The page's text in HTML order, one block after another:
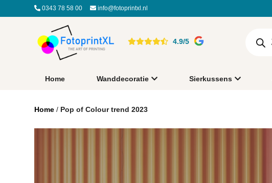
0343 78 58 00 info@fotoprintxl.nl
4.9/5
Home Wanddecoratie Sierkussens
Home / Pop of Colour trend 2023